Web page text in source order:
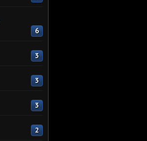
6
3
3
3
2